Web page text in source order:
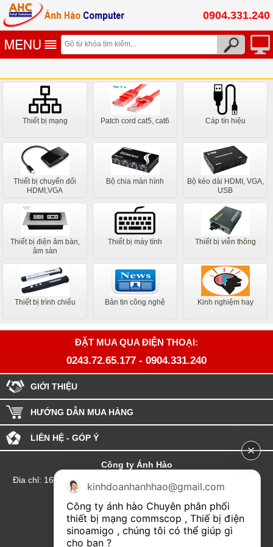
0904.331.240
Thiết bị mạng Patch cord cat5, cat6 Cáp tín hiệu
Thiết bị chuyển đổi
HDMI,VGA
Bộ chia màn hình
Bộ kéo dài HDMI, VGA,
USB
Thiết bị điện âm bàn,
âm sàn
Thiết bị máy tính Thiết bị viễn thông
Thiết bị trình chiếu Bản tin công nghệ Kinh nghiệm hay
ĐẶT MUA QUA ĐIỆN THOẠI:
0243.72.65.177 - 0904.331.240
GIỚI THIỆU
HƯỚNG DẪN MUA HÀNG
LIÊN HỆ - GÓP Ý
Công ty Ánh Hào
Đia chỉ: 164 Phố Chùa Láng - Phường Láng - Thành phố Hà Nội
hotline:0904.331.240
Email: Kinhdoanhanhhao@gmail.com
Đại lý Hải Phòng
kinhdoanhanhhao@gmail.com
Công ty ánh hào Chuyên phân phối
thiết bị mạng commscop , Thiế bị điện
sinoamigo , chúng tôi có thể giúp gì
cho bạn ?